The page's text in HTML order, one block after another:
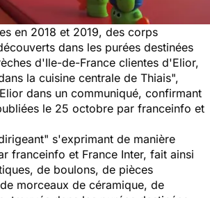
en 2018 et 2019, des corps
dans les purées destinées
d'Ile-de-France clientes d'Elior,
la cuisine centrale de Thiais",
dans un communiqué, confirmant
le 25 octobre par franceinfo et
s'exprimant de manière
franceinfo et France Inter, fait ainsi
de boulons, de pièces
morceaux de céramique, de